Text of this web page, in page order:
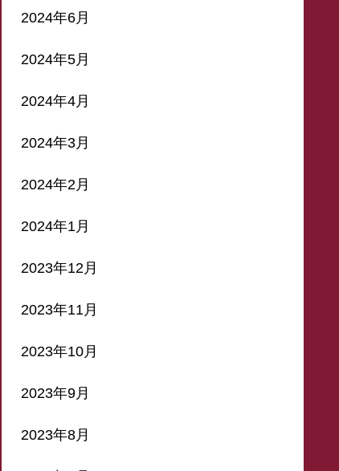
2024年6月
2024年5月
2024年4月
2024年3月
2024年2月
2024年1月
2023年12月
2023年11月
2023年10月
2023年9月
2023年8月